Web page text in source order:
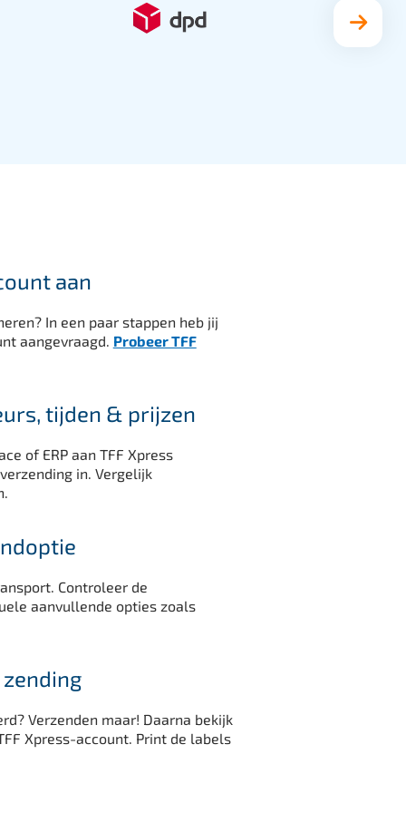
aan
In een paar stappen heb jij
aangevraagd. Probeer TFF
tijden & prijzen
of ERP aan TFF Xpress
in. Vergelijk
Controleer de
aanvullende opties zoals
Verzenden maar! Daarna bekijk
Xpress-account. Print de labels